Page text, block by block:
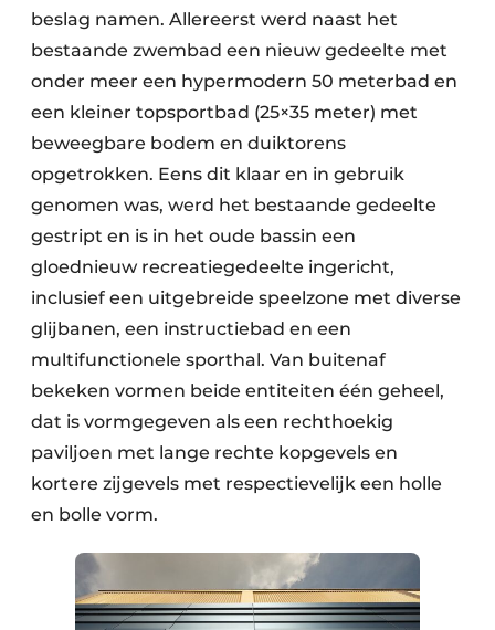
beslag namen. Allereerst werd naast het
bestaande zwembad een nieuw gedeelte met
onder meer een hypermodern 50 meterbad en
een kleiner topsportbad (25×35 meter) met
beweegbare bodem en duiktorens
opgetrokken. Eens dit klaar en in gebruik
genomen was, werd het bestaande gedeelte
gestript en is in het oude bassin een
gloednieuw recreatiegedeelte ingericht,
inclusief een uitgebreide speelzone met diverse
glijbanen, een instructiebad en een
multifunctionele sporthal. Van buitenaf
bekeken vormen beide entiteiten één geheel,
dat is vormgegeven als een rechthoekig
paviljoen met lange rechte kopgevels en
kortere zijgevels met respectievelijk een holle
en bolle vorm.